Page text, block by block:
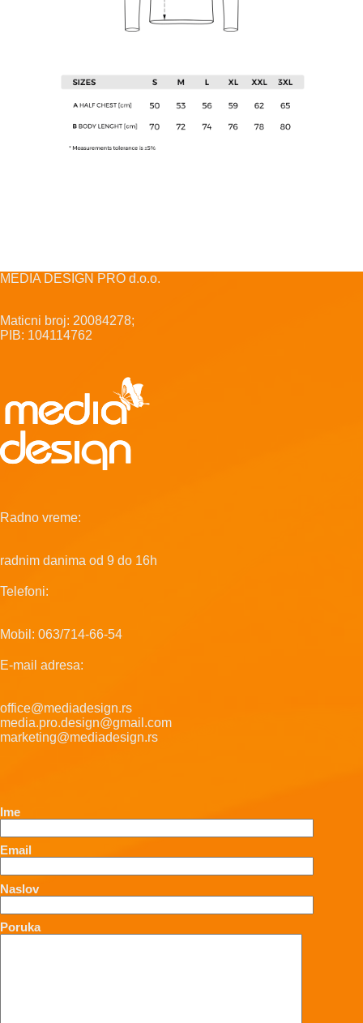
MEDIA DESIGN PRO d.o.o.
Maticni broj: 20084278;
PIB: 104114762
Radno vreme:
radnim danima od 9 do 16h
Telefoni:
Mobil: 063/714-66-54
E-mail adresa:
office@mediadesign.rs
media.pro.design@gmail.com
marketing@mediadesign.rs
Ime
Email
Naslov
Poruka